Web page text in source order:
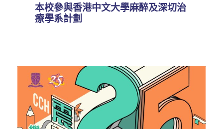
本校參與香港中文大學麻醉及深切治
療學系計劃